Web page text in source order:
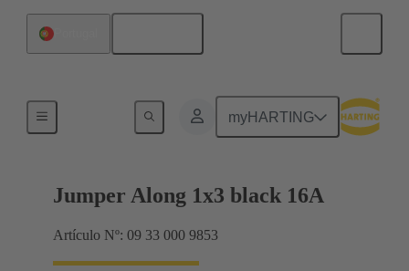
myHARTING
Puentes conectores Han® ES Press
Jumper Along 1x3 black 16A
Artículo Nº: 09 33 000 9853